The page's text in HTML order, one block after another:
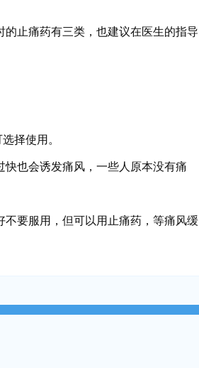
止痛药有三类，也建议在医生的指导
择使用。
也会诱发痛风，一些人原本没有痛
要服用，但可以用止痛药，等痛风缓